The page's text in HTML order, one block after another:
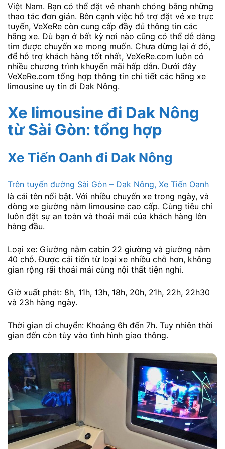
Việt Nam. Bạn có thể đặt vé nhanh chóng bằng những
thao tác đơn giản. Bên cạnh việc hỗ trợ đặt vé xe trực
tuyến, VeXeRe còn cung cấp đầy đủ thông tin các
hãng xe. Dù bạn ở bất kỳ nơi nào cũng có thể dễ dàng
tìm được chuyến xe mong muốn. Chưa dừng lại ở đó,
để hỗ trợ khách hàng tốt nhất, VeXeRe.com luôn có
nhiều chương trình khuyến mãi hấp dẫn. Dưới đây
VeXeRe.com tổng hợp thông tin chi tiết các hãng xe
limousine uy tín đi Dak Nông.
Xe limousine đi Dak Nông
từ Sài Gòn: tổng hợp
Xe Tiến Oanh đi Dak Nông
Trên tuyến đường Sài Gòn – Dak Nông, Xe Tiến Oanh
là cái tên nổi bật. Với nhiều chuyến xe trong ngày, và
dòng xe giường nằm limousine cao cấp. Cùng tiêu chí
luôn đặt sự an toàn và thoải mái của khách hàng lên
hàng đầu.
Loại xe: Giường nằm cabin 22 giường và giường nằm
40 chỗ. Được cải tiến từ loại xe nhiều chỗ hơn, không
gian rộng rãi thoải mái cùng nội thất tiện nghi.
Giờ xuất phát: 8h, 11h, 13h, 18h, 20h, 21h, 22h, 22h30
và 23h hàng ngày.
Thời gian di chuyển: Khoảng 6h đến 7h. Tuy nhiên thời
gian đến còn tùy vào tình hình giao thông.